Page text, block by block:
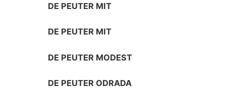
DE PEUTER MIT
DE PEUTER MIT
DE PEUTER MODEST
DE PEUTER ODRADA